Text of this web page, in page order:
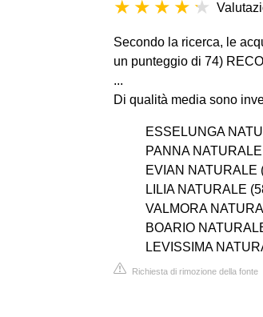
Secondo la ricerca, le
un punteggio di 74)
...
Di qualità media sono
ESSELUNGA
PANNA
EVIAN NATURALE
LILIA NATURALE
VALMORA
BOARIO
LEVISSIMA
Richiesta di rimozione della fonte